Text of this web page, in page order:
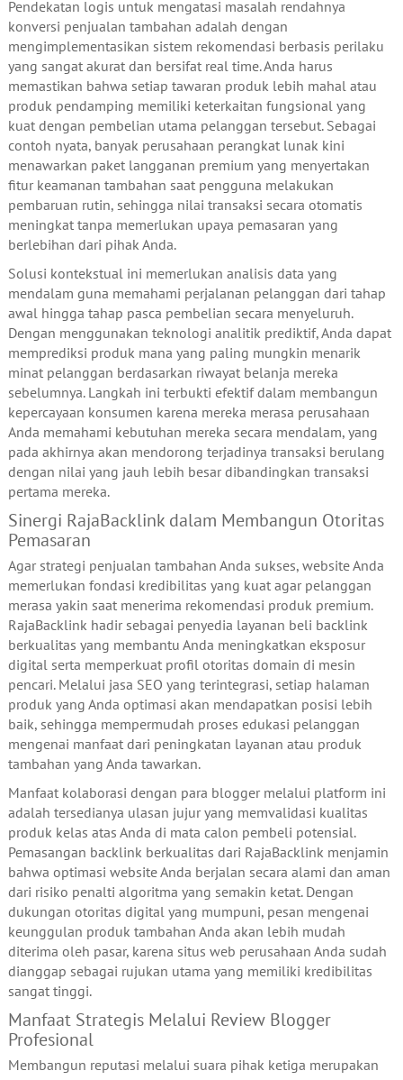
Pendekatan logis untuk mengatasi masalah rendahnya
konversi penjualan tambahan adalah dengan
mengimplementasikan sistem rekomendasi berbasis perilaku
yang sangat akurat dan bersifat real time. Anda harus
memastikan bahwa setiap tawaran produk lebih mahal atau
produk pendamping memiliki keterkaitan fungsional yang
kuat dengan pembelian utama pelanggan tersebut. Sebagai
contoh nyata, banyak perusahaan perangkat lunak kini
menawarkan paket langganan premium yang menyertakan
fitur keamanan tambahan saat pengguna melakukan
pembaruan rutin, sehingga nilai transaksi secara otomatis
meningkat tanpa memerlukan upaya pemasaran yang
berlebihan dari pihak Anda.
Solusi kontekstual ini memerlukan analisis data yang
mendalam guna memahami perjalanan pelanggan dari tahap
awal hingga tahap pasca pembelian secara menyeluruh.
Dengan menggunakan teknologi analitik prediktif, Anda dapat
memprediksi produk mana yang paling mungkin menarik
minat pelanggan berdasarkan riwayat belanja mereka
sebelumnya. Langkah ini terbukti efektif dalam membangun
kepercayaan konsumen karena mereka merasa perusahaan
Anda memahami kebutuhan mereka secara mendalam, yang
pada akhirnya akan mendorong terjadinya transaksi berulang
dengan nilai yang jauh lebih besar dibandingkan transaksi
pertama mereka.
Sinergi RajaBacklink dalam Membangun Otoritas
Pemasaran
Agar strategi penjualan tambahan Anda sukses, website Anda
memerlukan fondasi kredibilitas yang kuat agar pelanggan
merasa yakin saat menerima rekomendasi produk premium.
RajaBacklink hadir sebagai penyedia layanan beli backlink
berkualitas yang membantu Anda meningkatkan eksposur
digital serta memperkuat profil otoritas domain di mesin
pencari. Melalui jasa SEO yang terintegrasi, setiap halaman
produk yang Anda optimasi akan mendapatkan posisi lebih
baik, sehingga mempermudah proses edukasi pelanggan
mengenai manfaat dari peningkatan layanan atau produk
tambahan yang Anda tawarkan.
Manfaat kolaborasi dengan para blogger melalui platform ini
adalah tersedianya ulasan jujur yang memvalidasi kualitas
produk kelas atas Anda di mata calon pembeli potensial.
Pemasangan backlink berkualitas dari RajaBacklink menjamin
bahwa optimasi website Anda berjalan secara alami dan aman
dari risiko penalti algoritma yang semakin ketat. Dengan
dukungan otoritas digital yang mumpuni, pesan mengenai
keunggulan produk tambahan Anda akan lebih mudah
diterima oleh pasar, karena situs web perusahaan Anda sudah
dianggap sebagai rujukan utama yang memiliki kredibilitas
sangat tinggi.
Manfaat Strategis Melalui Review Blogger
Profesional
Membangun reputasi melalui suara pihak ketiga merupakan